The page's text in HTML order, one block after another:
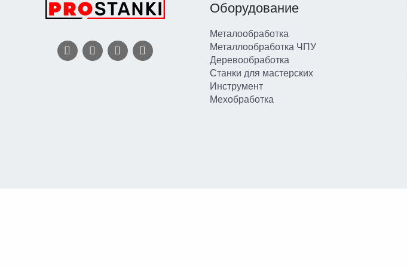
Оборудование
Металообработка
Металлообработка ЧПУ
Деревообработка
Станки для мастерских
Инструмент
Мехобработка